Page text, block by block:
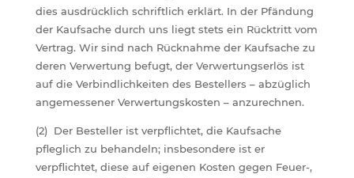
dies ausdrücklich schriftlich erklärt. In der Pfändung
der Kaufsache durch uns liegt stets ein Rücktritt vom
Vertrag. Wir sind nach Rücknahme der Kaufsache zu
deren Verwertung befugt, der Verwertungserlös ist
auf die Verbindlichkeiten des Bestellers – abzüglich
angemessener Verwertungskosten – anzurechnen.
(2) Der Besteller ist verpflichtet, die Kaufsache
pfleglich zu behandeln; insbesondere ist er
verpflichtet, diese auf eigenen Kosten gegen Feuer-,